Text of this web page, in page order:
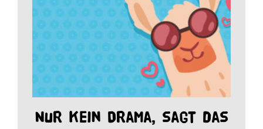
Nur kein Drama, sagt das